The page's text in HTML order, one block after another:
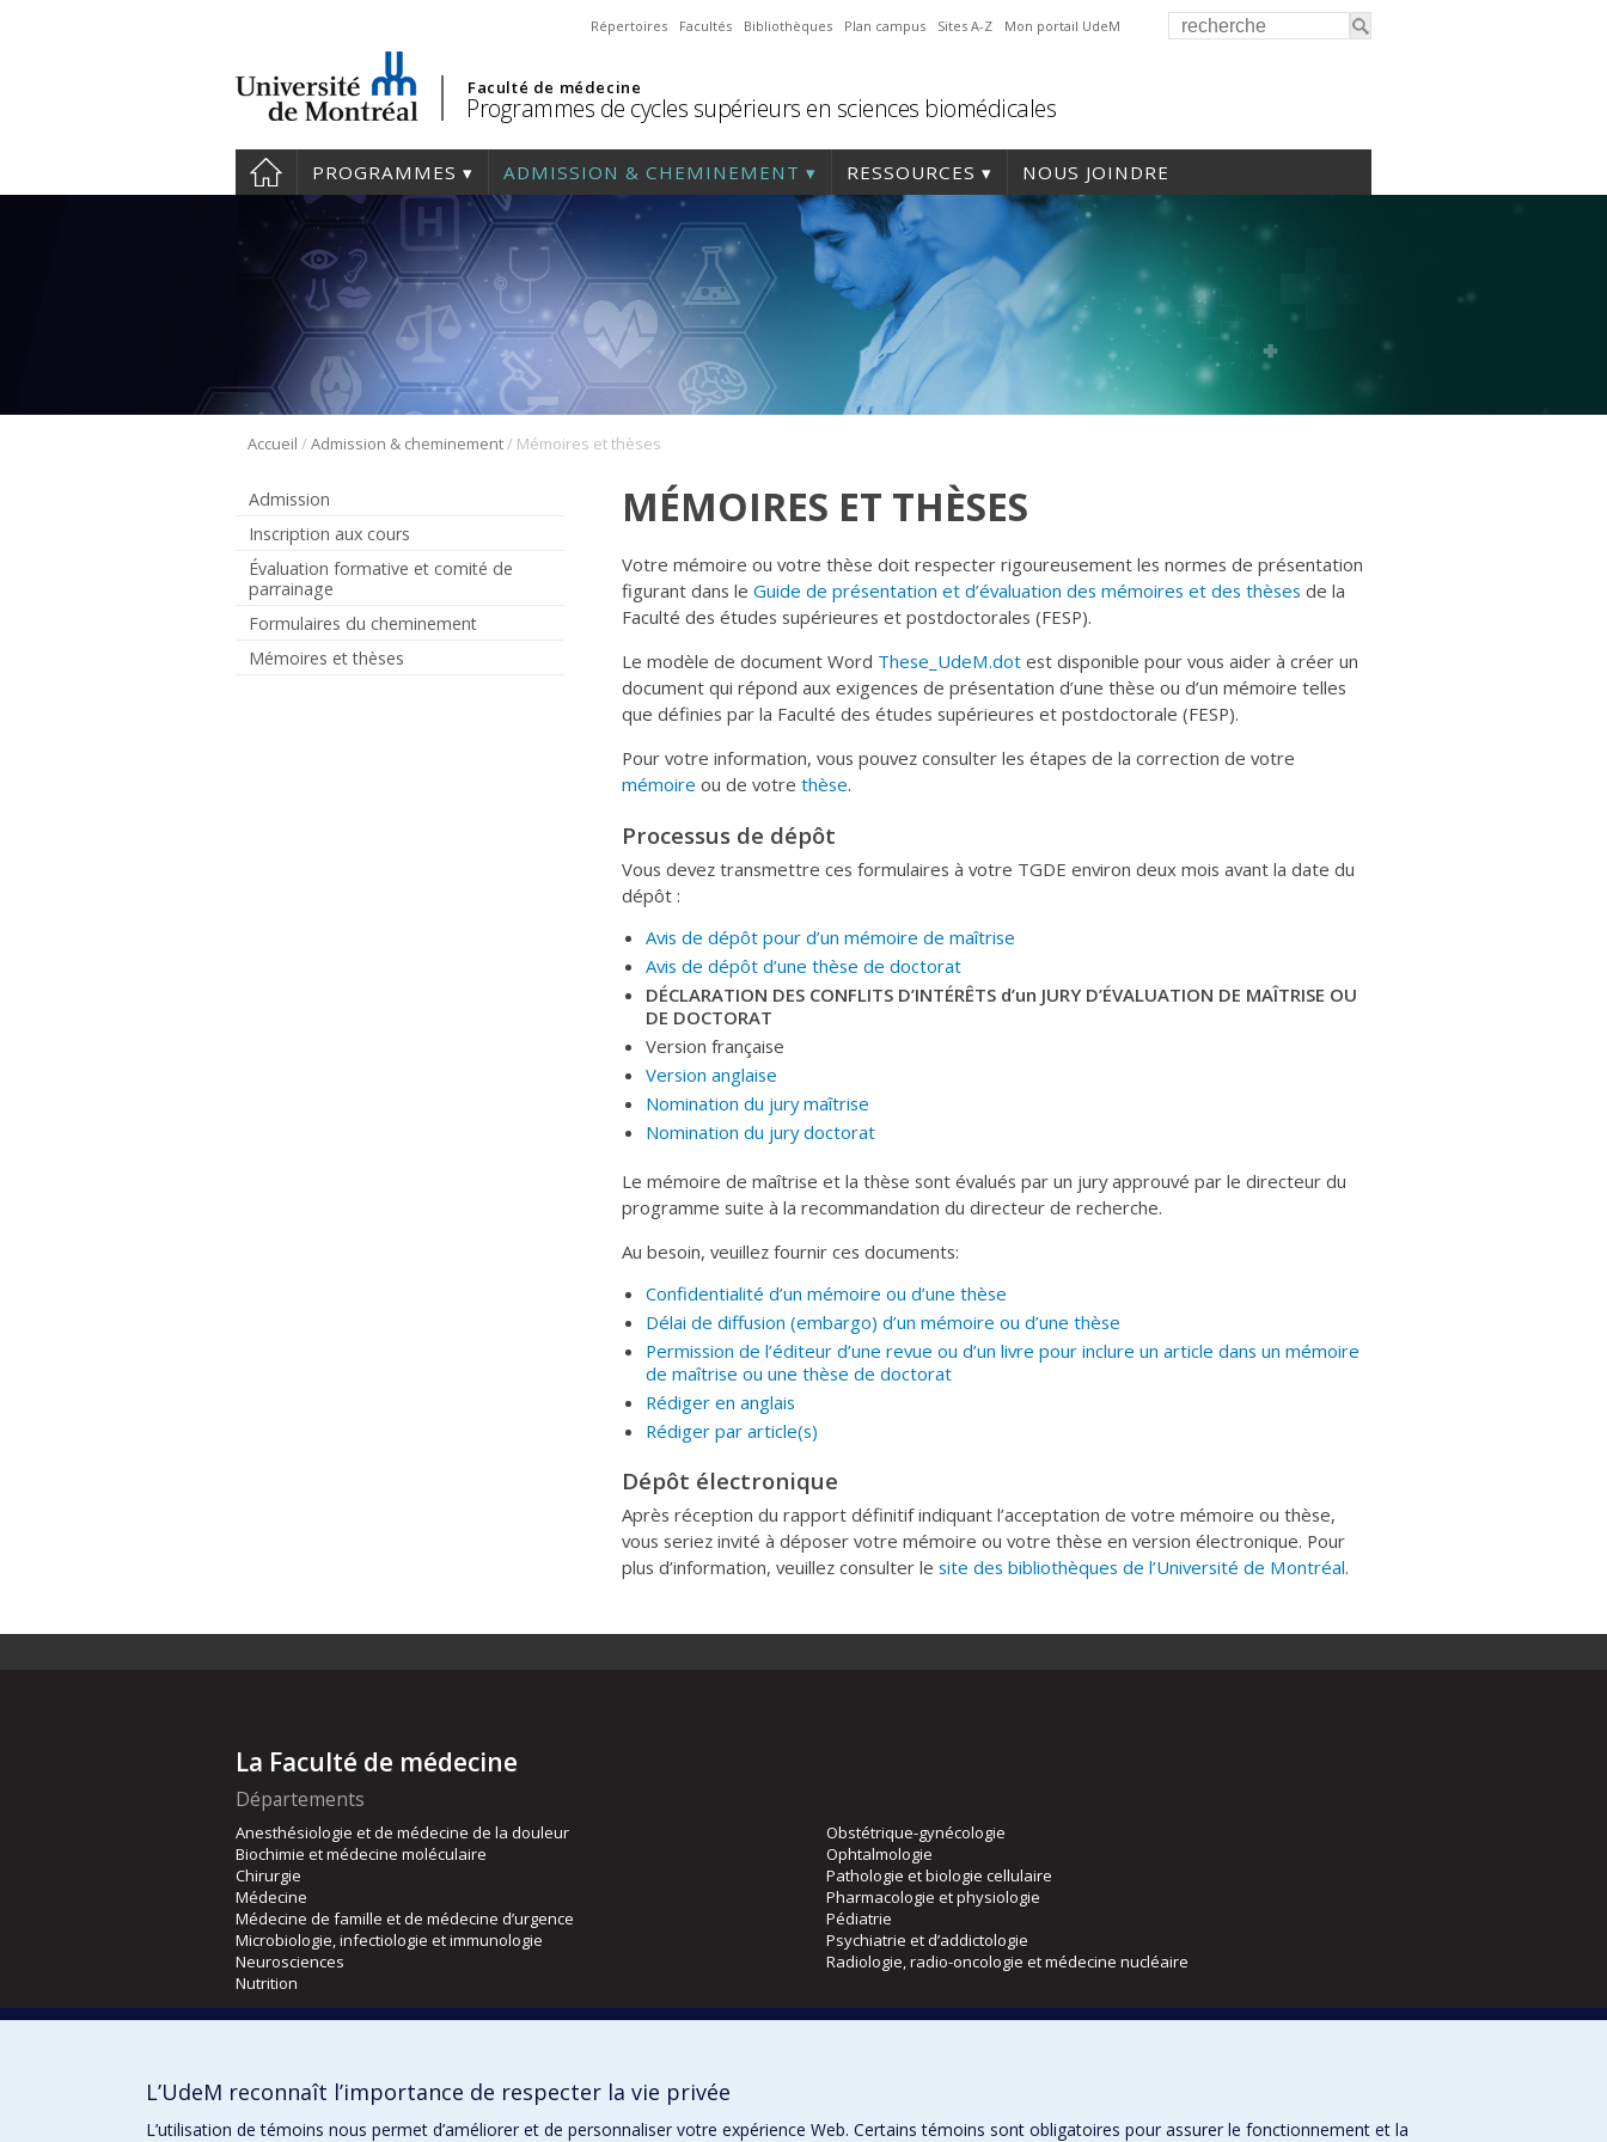
Répertoires Facultés Bibliothèques Plan campus Sites A-Z Mon portail UdeM
Faculté de médecine
Programmes de cycles supérieurs en sciences biomédicales
PROGRAMMES ADMISSION & CHEMINEMENT RESSOURCES NOUS JOINDRE
Accueil /Admission & cheminement/ Mémoires et thèses
Admission
Inscription aux cours
Évaluation formative et comité de
parrainage
Formulaires du cheminement
Mémoires et thèses
MÉMOIRES ET THÈSES
Votre mémoire ou votre thèse doit respecter rigoureusement les normes de présentation
figurant dans le Guide de présentation et d’évaluation des mémoires et des thèses de la
Faculté des études supérieures et postdoctorales (FESP).
Le modèle de document Word These_UdeM.dot est disponible pour vous aider à créer un
document qui répond aux exigences de présentation d’une thèse ou d’un mémoire telles
que définies par la Faculté des études supérieures et postdoctorale (FESP).
Pour votre information, vous pouvez consulter les étapes de la correction de votre
mémoire ou de votre thèse.
Processus de dépôt
Vous devez transmettre ces formulaires à votre TGDE environ deux mois avant la date du
dépôt :
Avis de dépôt pour d’un mémoire de maîtrise
Avis de dépôt d’une thèse de doctorat
DÉCLARATION DES CONFLITS D’INTÉRÊTS d’un JURY D’ÉVALUATION DE MAÎTRISE OU
DE DOCTORAT
Version française
Version anglaise
Nomination du jury maîtrise
Nomination du jury doctorat
Le mémoire de maîtrise et la thèse sont évalués par un jury approuvé par le directeur du
programme suite à la recommandation du directeur de recherche.
Au besoin, veuillez fournir ces documents:
Confidentialité d’un mémoire ou d’une thèse
Délai de diffusion (embargo) d’un mémoire ou d’une thèse
Permission de l’éditeur d’une revue ou d’un livre pour inclure un article dans un mémoire
de maîtrise ou une thèse de doctorat
Rédiger en anglais
Rédiger par article(s)
Dépôt électronique
Après réception du rapport définitif indiquant l’acceptation de votre mémoire ou thèse,
vous seriez invité à déposer votre mémoire ou votre thèse en version électronique. Pour
plus d’information, veuillez consulter le site des bibliothèques de l’Université de Montréal.
La Faculté de médecine
Départements
Anesthésiologie et de médecine de la douleur
Biochimie et médecine moléculaire
Chirurgie
Médecine
Médecine de famille et de médecine d’urgence
Microbiologie, infectiologie et immunologie
Neurosciences
Nutrition
Obstétrique-gynécologie
Ophtalmologie
Pathologie et biologie cellulaire
Pharmacologie et physiologie
Pédiatrie
Psychiatrie et d’addictologie
Radiologie, radio-oncologie et médecine nucléaire
Orthophonie et audiologie
L’UdeM reconnaît l’importance de respecter la vie privée
L’utilisation de témoins nous permet d’améliorer et de personnaliser votre expérience Web. Certains témoins sont obligatoires pour assurer le fonctionnement et la